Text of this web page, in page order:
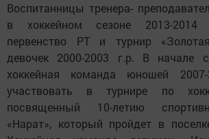
Воспитанницы тренера-
в хоккейном сезоне 2013-2014
первенство РТ и турнир
девочек 2000-2003 г.р. В начале
хоккейная команда юношей
участвовать в турнире по
посвященный 10-летию
«Нарат», который пройдет в